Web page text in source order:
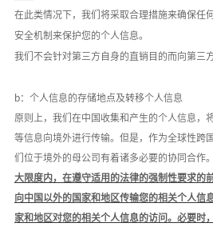
在此类情况下，我们将采取合理措施来确保任
安全机制来保护您的个人信息。
我们不会针对第三方自身的直销目的而向第三
b：个人信息的存储地点及转移个人信息
原则上，我们在中国收集和产生的个人信息，
等信息向境外进行传输。但是，作为全球性跨
们位于境外的母公司有着诸多必要的协同合作。
大限度内，在遵守适用的法律的强制性要求的
向中国以外的国家和地区传输您的相关个人信
家和地区对您的相关个人信息的访问。必要时